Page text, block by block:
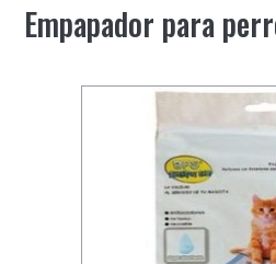
Empapador para